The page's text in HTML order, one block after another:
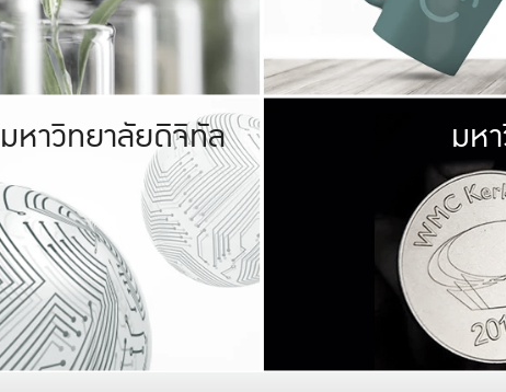
มหาวิทยาลัยรับผิดชอบต่อสังคม
ร่วมมือกับชุมชน เพื่อความกินดีอยู่ดี
และความสุขอย่างยั่งยืน
มองปัญหาในภาพกว้าง
แก้ไขจากปัญหาจุดเล็กๆ
มหาวิทยาลัยดิจิทัล มห